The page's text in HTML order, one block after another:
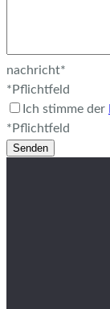
nachricht*
*Pflichtfeld
Ich stimme der
*Pflichtfeld